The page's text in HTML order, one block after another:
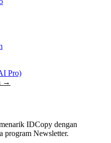
Pro)
→
IDCopy dengan
program Newsletter.